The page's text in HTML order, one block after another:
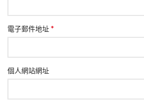
電子郵件地址*
個人網站網址